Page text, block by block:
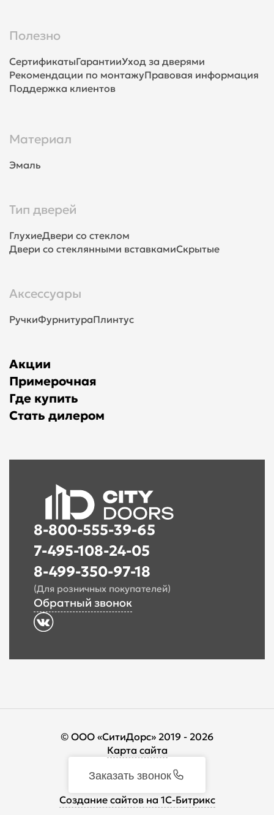
Полезно
СертификатыГарантииУход за дверями
Рекомендации по монтажуПравовая информация
Поддержка клиентов
Материал
Эмаль
Тип дверей
ГлухиеДвери со стеклом
Двери со стеклянными вставкамиСкрытые
Аксессуары
РучкиФурнитураПлинтус
Акции
Примерочная
Где купить
Стать дилером
8-800-555-39-65
7-495-108-24-05
8-499-350-97-18
(Для розничных покупателей)
Обратный звонок
© ООО «СитиДорс» 2019 - 2026
Карта сайта
Заказать звонок
Cоздание сайтов на 1С-Битрикс